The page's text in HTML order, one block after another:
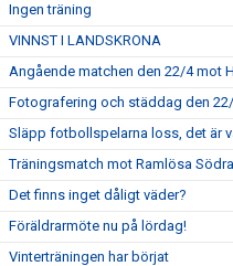
Ingen träning
VINNST I LANDSKRONA
Angående matchen den 22/4 mot
Fotografering och städdag den
Släpp fotbollspelarna loss, det är
Träningsmatch mot Ramlösa
Det finns inget dåligt väder?
Föräldrarmöte nu på lördag!
Vinterträningen har börjat